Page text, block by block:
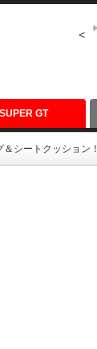
<
SUPER GT
シートクッション！